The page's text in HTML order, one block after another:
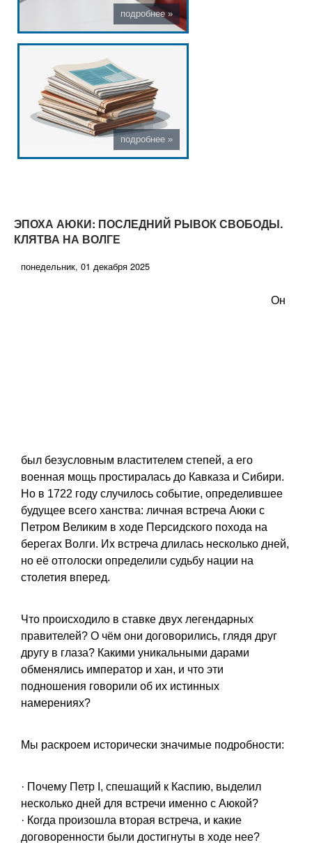
ЭПОХА АЮКИ: ПОСЛЕДНИЙ РЫВОК СВОБОДЫ.
КЛЯТВА НА ВОЛГЕ
понедельник, 01 декабря 2025
Он
был безусловным властителем степей, а его
военная мощь простиралась до Кавказа и Сибири.
Но в 1722 году случилось событие, определившее
будущее всего ханства: личная встреча Аюки с
Петром Великим в ходе Персидского похода на
берегах Волги. Их встреча длилась несколько дней,
но её отголоски определили судьбу нации на
столетия вперед.
Что происходило в ставке двух легендарных
правителей? О чём они договорились, глядя друг
другу в глаза? Какими уникальными дарами
обменялись император и хан, и что эти
подношения говорили об их истинных
намерениях?
Мы раскроем исторически значимые подробности:
· Почему Петр I, спешащий к Каспию, выделил
несколько дней для встречи именно с Аюкой?
· Когда произошла вторая встреча, и какие
договоренности были достигнуты в ходе нее?